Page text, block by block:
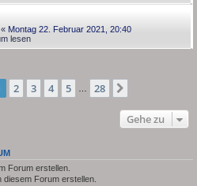
Montag 22. Februar 2021, 20:40
lesen
1von 28
2 3 4 5 … 28
Gehe zu
Forum erstellen.
diesem Forum erstellen.